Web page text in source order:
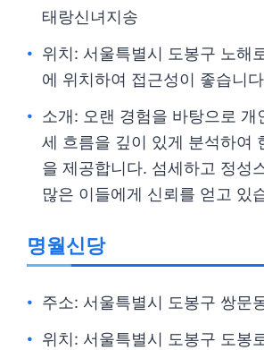
태랑신녀지송
위치: 서울특별시 도봉구 노해
에 위치하여 접근성이 좋습니
소개: 오랜 경험을 바탕으로 개
세 흐름을 깊이 있게 분석하여
을 제공합니다. 섬세하고 정성
많은 이들에게 신뢰를 얻고 있
명월신당
주소: 서울특별시 도봉구 쌍문
위치: 서울특별시 도봉구 도봉